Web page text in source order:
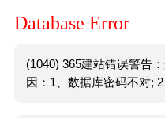
Database Error
(1040) 365建站错误警告
因：1、数据库密码不对; 2